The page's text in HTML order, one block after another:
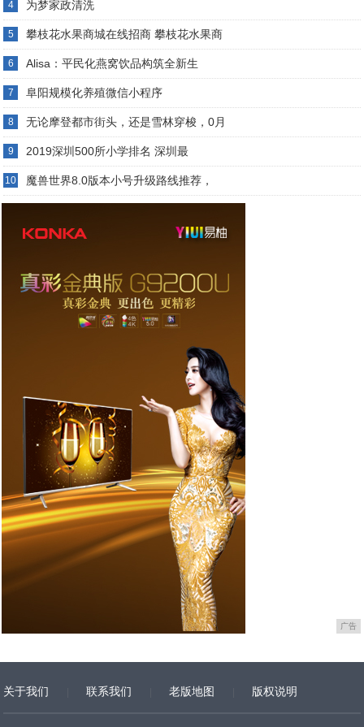
4 为梦家政清洗
5 攀枝花水果商城在线招商 攀枝花水果商
6 Alisa：平民化燕窝饮品构筑全新生
7 阜阳规模化养殖微信小程序
8 无论摩登都市街头，还是雪林穿梭，0月
9 2019深圳500所小学排名 深圳最
10 魔兽世界8.0版本小号升级路线推荐，
广告
关于我们 联系我们 老版地图 版权说明